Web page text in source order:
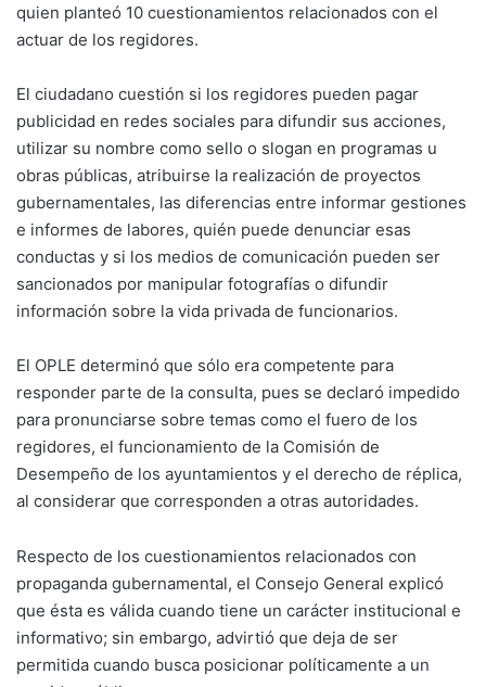
quien planteó 10 cuestionamientos relacionados con el
actuar de los regidores.
El ciudadano cuestión si los regidores pueden pagar
publicidad en redes sociales para difundir sus acciones,
utilizar su nombre como sello o slogan en programas u
obras públicas, atribuirse la realización de proyectos
gubernamentales, las diferencias entre informar gestiones
e informes de labores, quién puede denunciar esas
conductas y si los medios de comunicación pueden ser
sancionados por manipular fotografías o difundir
información sobre la vida privada de funcionarios.
El OPLE determinó que sólo era competente para
responder parte de la consulta, pues se declaró impedido
para pronunciarse sobre temas como el fuero de los
regidores, el funcionamiento de la Comisión de
Desempeño de los ayuntamientos y el derecho de réplica,
al considerar que corresponden a otras autoridades.
Respecto de los cuestionamientos relacionados con
propaganda gubernamental, el Consejo General explicó
que ésta es válida cuando tiene un carácter institucional e
informativo; sin embargo, advirtió que deja de ser
permitida cuando busca posicionar políticamente a un